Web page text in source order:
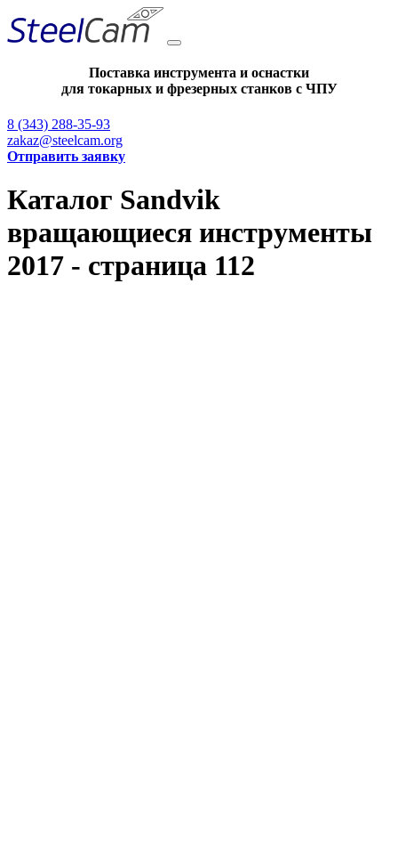
Поставка инструмента и оснастки
для токарных и фрезерных станков с ЧПУ
8 (343) 288-35-93
zakaz@steelcam.org
Отправить заявку
Каталог Sandvik
вращающиеся инструменты
2017 - страница 112